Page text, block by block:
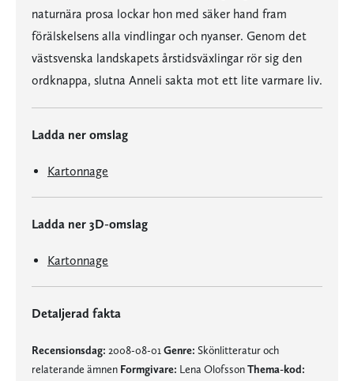
naturnära prosa lockar hon med säker hand fram
förälskelsens alla vindlingar och nyanser. Genom det
västsvenska landskapets årstidsväxlingar rör sig den
ordknappa, slutna Anneli sakta mot ett lite varmare liv.
Ladda ner omslag
Kartonnage
Ladda ner 3D-omslag
Kartonnage
Detaljerad fakta
Recensionsdag: 2008-08-01 Genre: Skönlitteratur och
relaterande ämnen Formgivare: Lena OlofssonThema-kod: